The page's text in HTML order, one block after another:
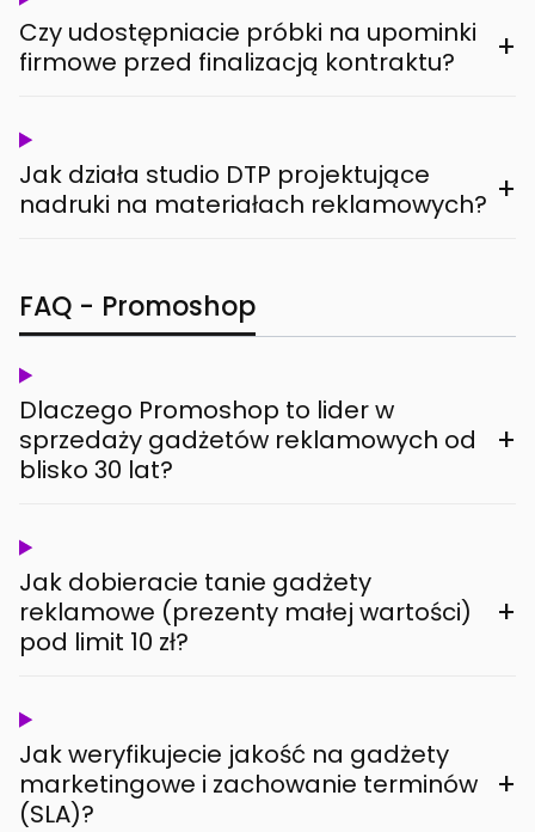
Czy udostępniacie próbki na upominki
firmowe przed finalizacją kontraktu?
+
Jak działa studio DTP projektujące
nadruki na materiałach reklamowych? +
FAQ - Promoshop
Dlaczego Promoshop to lider w
sprzedaży gadżetów reklamowych od
blisko 30 lat?
+
Jak dobieracie tanie gadżety
reklamowe (prezenty małej wartości)
pod limit 10 zł?
+
Jak weryfikujecie jakość na gadżety
marketingowe i zachowanie terminów
(SLA)?
+